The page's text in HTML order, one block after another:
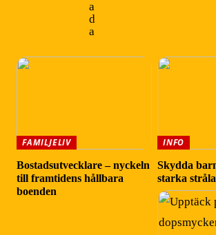
a
d
a
FAMILJELIV
Bostadsutvecklare – nyckeln
till framtidens hållbara
boenden
INFO
Skydda
starka